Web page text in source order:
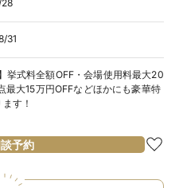
31
挙式料全額OFF・会場使用料最大20
最大15万円OFFなどほかにも豪華特
す！
予約